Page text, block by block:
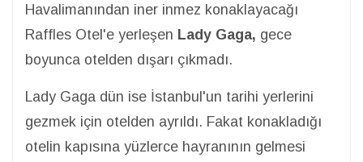
Havalimanından iner inmez konaklayacağı
Raffles Otel'e yerleşen Lady Gaga, gece
boyunca otelden dışarı çıkmadı.
Lady Gaga dün ise İstanbul'un tarihi yerlerini
gezmek için otelden ayrıldı. Fakat konakladığı
otelin kapısına yüzlerce hayranının gelmesi